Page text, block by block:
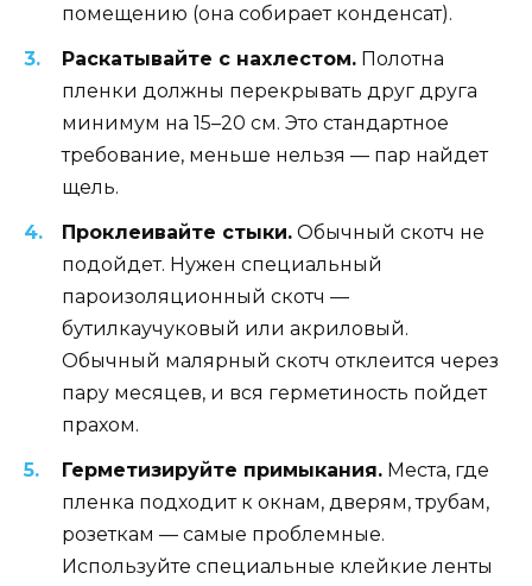
помещению (она собирает конденсат).
Раскатывайте с нахлестом. Полотна
пленки должны перекрывать друг друга
минимум на 15–20 см. Это стандартное
требование, меньше нельзя — пар найдет
щель.
Проклеивайте стыки. Обычный скотч не
подойдет. Нужен специальный
пароизоляционный скотч —
бутилкаучуковый или акриловый.
Обычный малярный скотч отклеится через
пару месяцев, и вся герметиность пойдет
прахом.
Герметизируйте примыкания. Места, где
пленка подходит к окнам, дверям, трубам,
розеткам — самые проблемные.
Используйте специальные клейкие ленты